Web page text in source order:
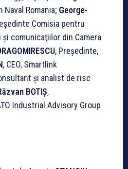
Naval Romania; George-
Comisia pentru
comunicaţiilor din Camera
, Președinte,
, CEO, Smartlink
și analist de risc
BOTIȘ,
Industrial Advisory Group